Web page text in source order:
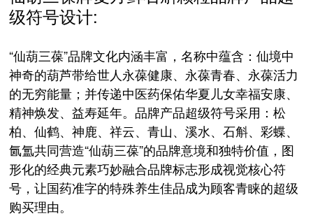
级符号设计:
“仙葫三葆”品牌文化内涵丰富，名称中蕴含：仙境中
神奇的葫芦带给世人永葆健康、永葆青春、永葆活力
的无穷能量；并传递中医药保佑华夏儿女幸福安康、
精神焕发、益寿延年。品牌产品超级符号采用：松
柏、仙鹤、神鹿、祥云、青山、溪水、石斛、彩蝶、
氤氲共同营造“仙葫三葆”的品牌意境和独特价值，图
形化的经典元素巧妙融合品牌标志形成视觉核心符
号，让国药准字的特殊养生佳品成为顾客青睐的超级
购买理由。